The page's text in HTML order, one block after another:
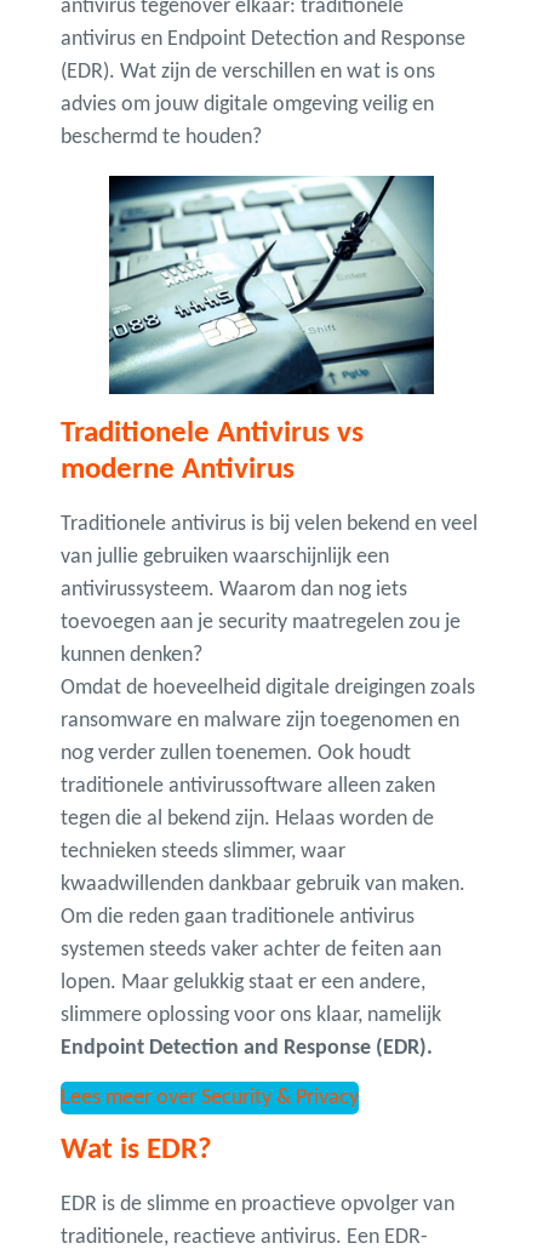
antivirus tegenover elkaar: traditionele
antivirus en Endpoint Detection and Response
(EDR). Wat zijn de verschillen en wat is ons
advies om jouw digitale omgeving veilig en
beschermd te houden?
Traditionele Antivirus vs
moderne Antivirus
Traditionele antivirus is bij velen bekend en veel
van jullie gebruiken waarschijnlijk een
antivirussysteem. Waarom dan nog iets
toevoegen aan je security maatregelen zou je
kunnen denken?
Omdat de hoeveelheid digitale dreigingen zoals
ransomware en malware zijn toegenomen en
nog verder zullen toenemen. Ook houdt
traditionele antivirussoftware alleen zaken
tegen die al bekend zijn. Helaas worden de
technieken steeds slimmer, waar
kwaadwillenden dankbaar gebruik van maken.
Om die reden gaan traditionele antivirus
systemen steeds vaker achter de feiten aan
lopen. Maar gelukkig staat er een andere,
slimmere oplossing voor ons klaar, namelijk
Endpoint Detection and Response (EDR).
Lees meer over Security & Privacy
Wat is EDR?
EDR is de slimme en proactieve opvolger van
traditionele, reactieve antivirus. Een EDR-